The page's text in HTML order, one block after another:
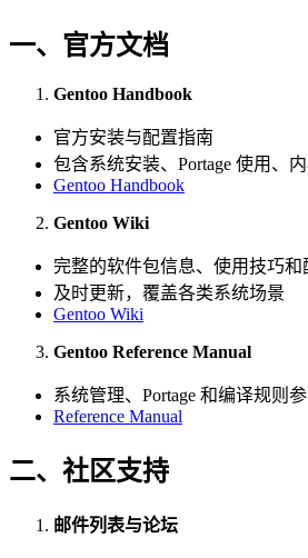
一、官方文档
Gentoo Handbook
官方安装与配置指南
包含系统安装、Portage 使用、
Gentoo Handbook
Gentoo Wiki
完整的软件包信息、使用技巧和
及时更新，覆盖各类系统场景
Gentoo Wiki
Gentoo Reference Manual
系统管理、Portage 和编译规则
Reference Manual
二、社区支持
邮件列表与论坛